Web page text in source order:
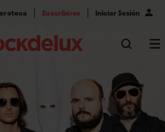
Suscribirse Iniciar Sesión